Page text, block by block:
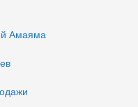
Амаяма